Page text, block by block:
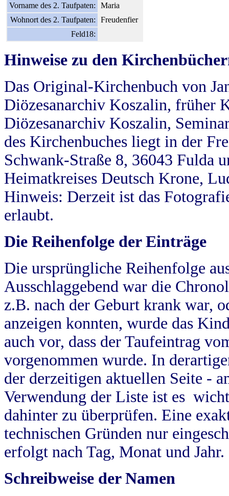
Vorname des 2. Taufpaten:
Maria
Wohnort des 2. Taufpaten:
Freudenfier
Feld18:
Hinweise zu den
Das Original-Kirchenbuch von
Diözesanarchiv Koszalin, früher
Diözesanarchiv Koszalin,
des Kirchenbuches liegt in der
Schwank-Straße 8, 36043 Fulda
Heimatkreises Deutsch Krone,
Hinweis: Derzeit ist das
erlaubt.
Die Reihenfolge der Einträge
Die ursprüngliche Reihenfolge
Ausschlaggebend war die
z.B. nach der Geburt krank war,
anzeigen konnten, wurde das
auch vor, dass der Taufeintrag
vorgenommen wurde. In
der derzeitigen aktuellen Seite -
Verwendung der Liste ist es
dahinter zu überprüfen. Eine
technischen Gründen nur
erfolgt nach Tag, Monat und Jahr.
Schreibweise der Namen